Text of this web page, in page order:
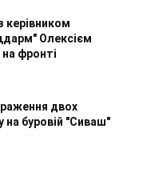
керівником
Олексієм
фронті
двох
на буровій "Сиваш"